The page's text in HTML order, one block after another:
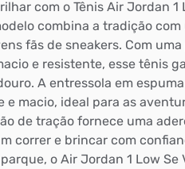
com o Tênis Air Jordan 1
combina a tradição
fãs de sneakers. Com
e resistente, esse tênis
A entressola em
e macio, ideal para as
de tração fornece uma
correr e brincar com
o Air Jordan 1 Low Se